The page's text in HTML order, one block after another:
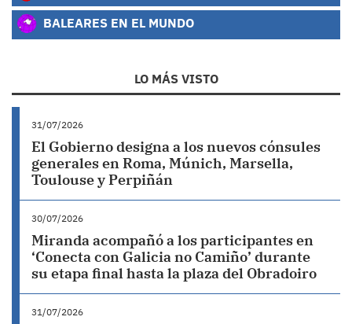
BALEARES EN EL MUNDO
LO MÁS VISTO
31/07/2026
El Gobierno designa a los nuevos cónsules
generales en Roma, Múnich, Marsella,
Toulouse y Perpiñán
30/07/2026
Miranda acompañó a los participantes en
‘Conecta con Galicia no Camiño’ durante
su etapa final hasta la plaza del Obradoiro
31/07/2026